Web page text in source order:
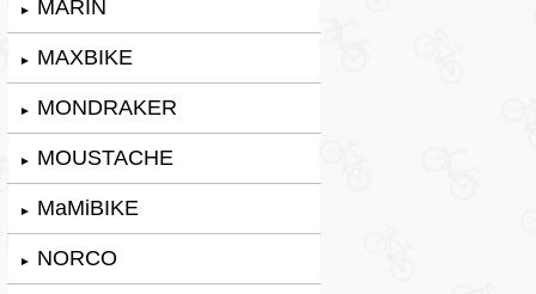
► MARIN
► MAXBIKE
► MONDRAKER
► MOUSTACHE
► MaMiBIKE
► NORCO